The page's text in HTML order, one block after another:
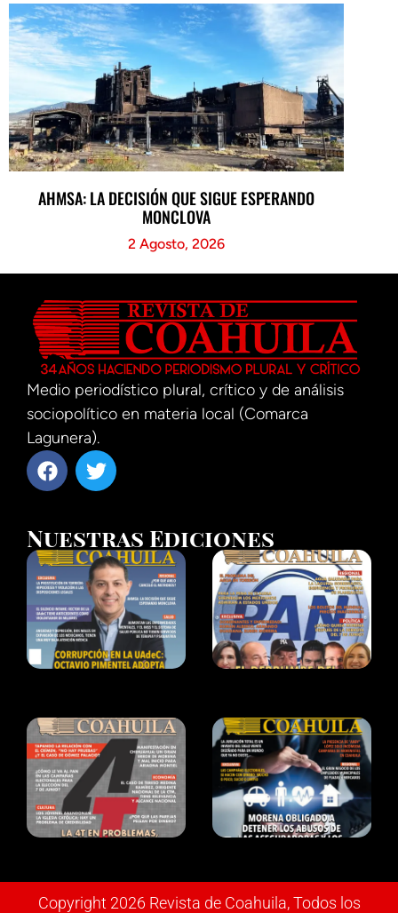
AHMSA: LA DECISIÓN QUE SIGUE ESPERANDO
MONCLOVA
2 Agosto, 2026
Medio periodístico plural, crítico y de análisis
sociopolítico en materia local (Comarca
Lagunera).
Nuestras Ediciones
Copyright 2026 Revista de Coahuila, Todos los